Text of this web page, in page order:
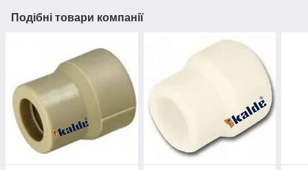
Подібні товари компанії